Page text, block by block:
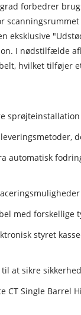
forbedrer
eksklusive
I nødstilfælde
hvilket tilføjer
sprøjteinstallation
automatisk
med forskellige
styret
at sikre
CT Single Barrel